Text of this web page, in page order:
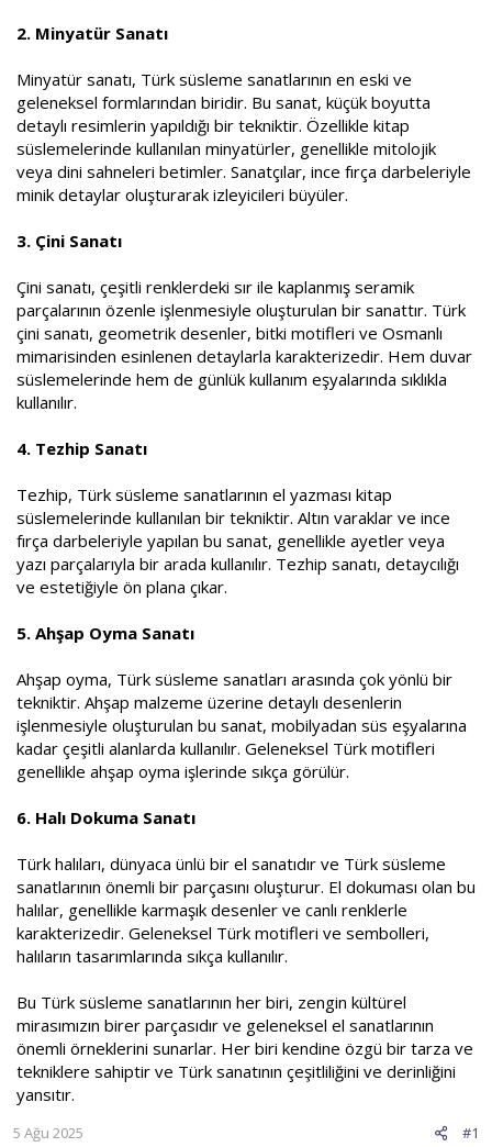
2. Minyatür Sanatı
Minyatür sanatı, Türk süsleme sanatlarının en eski ve
geleneksel formlarından biridir. Bu sanat, küçük boyutta
detaylı resimlerin yapıldığı bir tekniktir. Özellikle kitap
süslemelerinde kullanılan minyatürler, genellikle mitolojik
veya dini sahneleri betimler. Sanatçılar, ince fırça darbeleriyle
minik detaylar oluşturarak izleyicileri büyüler.
3. Çini Sanatı
Çini sanatı, çeşitli renklerdeki sır ile kaplanmış seramik
parçalarının özenle işlenmesiyle oluşturulan bir sanattır. Türk
çini sanatı, geometrik desenler, bitki motifleri ve Osmanlı
mimarisinden esinlenen detaylarla karakterizedir. Hem duvar
süslemelerinde hem de günlük kullanım eşyalarında sıklıkla
kullanılır.
4. Tezhip Sanatı
Tezhip, Türk süsleme sanatlarının el yazması kitap
süslemelerinde kullanılan bir tekniktir. Altın varaklar ve ince
fırça darbeleriyle yapılan bu sanat, genellikle ayetler veya
yazı parçalarıyla bir arada kullanılır. Tezhip sanatı, detaycılığı
ve estetiğiyle ön plana çıkar.
5. Ahşap Oyma Sanatı
Ahşap oyma, Türk süsleme sanatları arasında çok yönlü bir
tekniktir. Ahşap malzeme üzerine detaylı desenlerin
işlenmesiyle oluşturulan bu sanat, mobilyadan süs eşyalarına
kadar çeşitli alanlarda kullanılır. Geleneksel Türk motifleri
genellikle ahşap oyma işlerinde sıkça görülür.
6. Halı Dokuma Sanatı
Türk halıları, dünyaca ünlü bir el sanatıdır ve Türk süsleme
sanatlarının önemli bir parçasını oluşturur. El dokuması olan bu
halılar, genellikle karmaşık desenler ve canlı renklerle
karakterizedir. Geleneksel Türk motifleri ve sembolleri,
halıların tasarımlarında sıkça kullanılır.
Bu Türk süsleme sanatlarının her biri, zengin kültürel
mirasımızın birer parçasıdır ve geleneksel el sanatlarının
önemli örneklerini sunarlar. Her biri kendine özgü bir tarza ve
tekniklere sahiptir ve Türk sanatının çeşitliliğini ve derinliğini
yansıtır.
#1
5 Ağu 2025